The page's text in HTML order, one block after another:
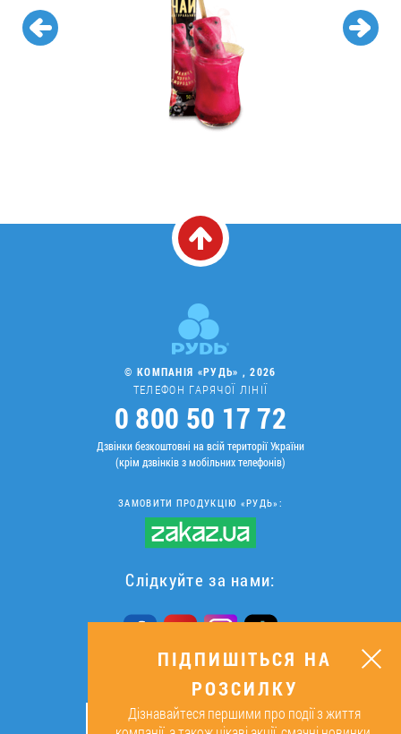
© КОМПАНІЯ «РУДЬ» , 2026
ТЕЛЕФОН ГАРЯЧОЇ ЛІНІЇ
0 800 50 17 72
Дзвінки безкоштовні на всій території України
(крім дзвінків з мобільних телефонів)
ЗАМОВИТИ ПРОДУКЦІЮ «РУДЬ»:
Слідкуйте за нами:
ПІДПИШІТЬСЯ НА РОЗСИЛКУ
ОК
ПІДПИШІТЬСЯ НА
РОЗСИЛКУ
Дізнавайтеся першими про події з життя